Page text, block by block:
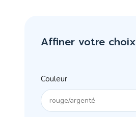
Affiner votre choix
Couleur